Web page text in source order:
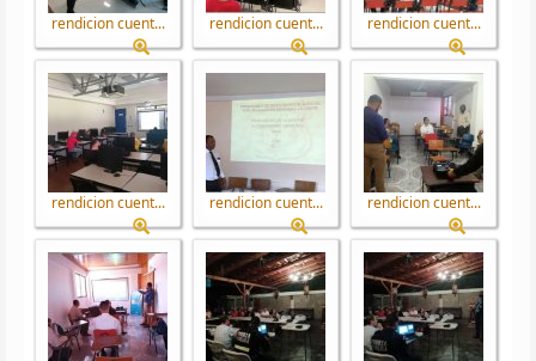
rendicion cuent... rendicion cuent... rendicion cuent...
rendicion cuent... rendicion cuent... rendicion cuent...